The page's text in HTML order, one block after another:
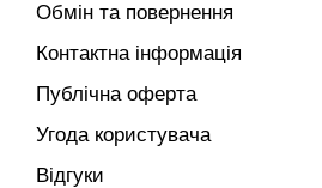
Обмін та повернення
Контактна інформація
Публічна оферта
Угода користувача
Відгуки